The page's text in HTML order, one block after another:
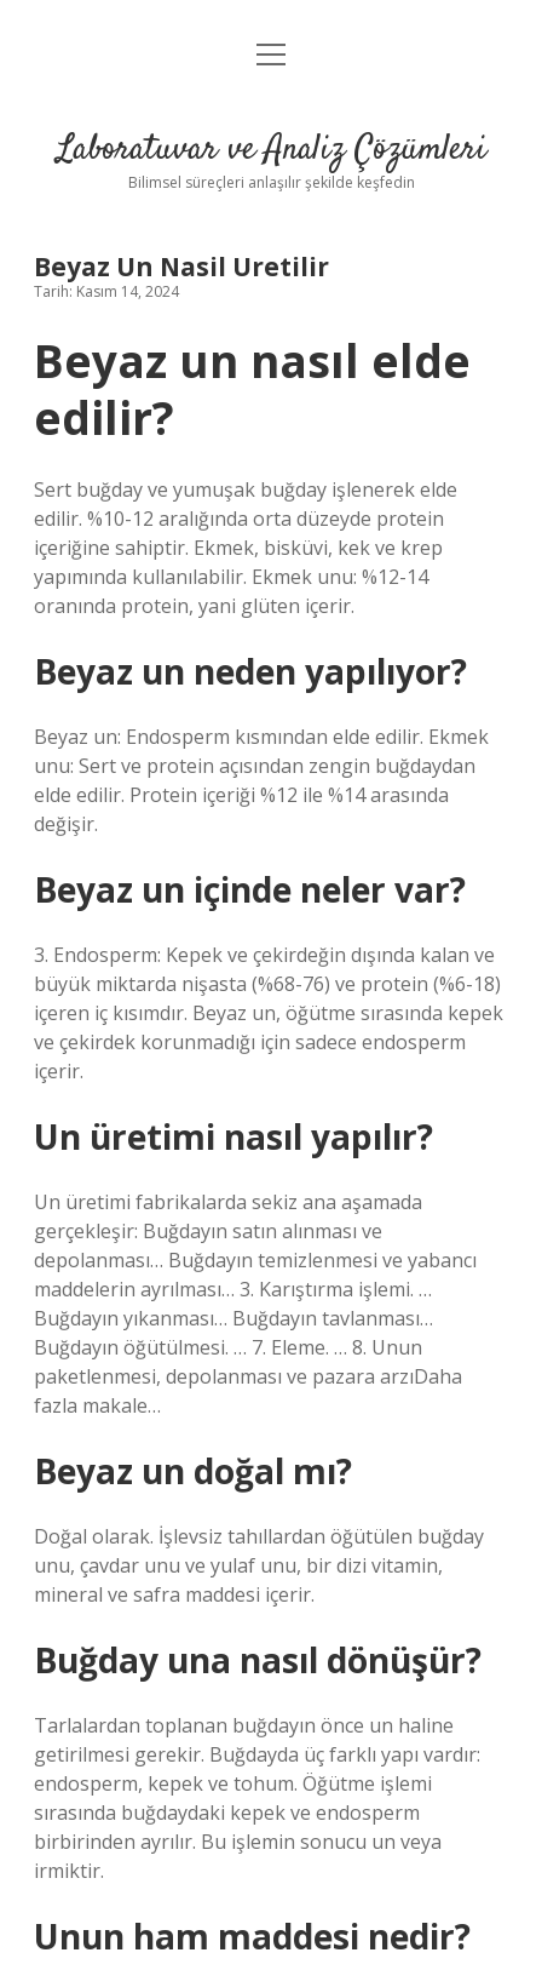
Anasayfa
Yasal Uyarı
menüyü
Laboratuvar ve Analiz Çözümleri
Bilimsel süreçleri anlaşılır şekilde keşfedin
Beyaz Un Nasil Uretilir
Tarih: Kasım 14, 2024
Beyaz un nasıl elde
edilir?
Sert buğday ve yumuşak buğday işlenerek elde
edilir. %10-12 aralığında orta düzeyde protein
içeriğine sahiptir. Ekmek, bisküvi, kek ve krep
yapımında kullanılabilir. Ekmek unu: %12-14
oranında protein, yani glüten içerir.
Beyaz un neden yapılıyor?
Beyaz un: Endosperm kısmından elde edilir. Ekmek
unu: Sert ve protein açısından zengin buğdaydan
elde edilir. Protein içeriği %12 ile %14 arasında
değişir.
Beyaz un içinde neler var?
3. Endosperm: Kepek ve çekirdeğin dışında kalan ve
büyük miktarda nişasta (%68-76) ve protein (%6-18)
içeren iç kısımdır. Beyaz un, öğütme sırasında kepek
ve çekirdek korunmadığı için sadece endosperm
içerir.
Un üretimi nasıl yapılır?
Un üretimi fabrikalarda sekiz ana aşamada
gerçekleşir: Buğdayın satın alınması ve
depolanması… Buğdayın temizlenmesi ve yabancı
maddelerin ayrılması… 3. Karıştırma işlemi. …
Buğdayın yıkanması… Buğdayın tavlanması…
Buğdayın öğütülmesi. … 7. Eleme. … 8. Unun
paketlenmesi, depolanması ve pazara arzıDaha
fazla makale…
Beyaz un doğal mı?
Doğal olarak. İşlevsiz tahıllardan öğütülen buğday
unu, çavdar unu ve yulaf unu, bir dizi vitamin,
mineral ve safra maddesi içerir.
Buğday una nasıl dönüşür?
Tarlalardan toplanan buğdayın önce un haline
getirilmesi gerekir. Buğdayda üç farklı yapı vardır:
endosperm, kepek ve tohum. Öğütme işlemi
sırasında buğdaydaki kepek ve endosperm
birbirinden ayrılır. Bu işlemin sonucu un veya
irmiktir.
Unun ham maddesi nedir?